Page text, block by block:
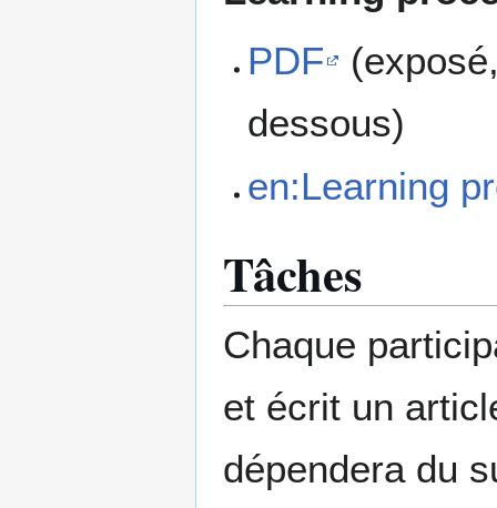
PDF
dessous)
en:Learning
Tâches
Chaque
et écrit un
dépendera du